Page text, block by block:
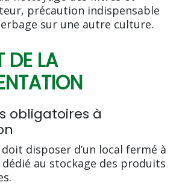
précaution indispensable
sur une autre culture.
DE LA
obligatoires à
disposer d’un local fermé à
au stockage des produits